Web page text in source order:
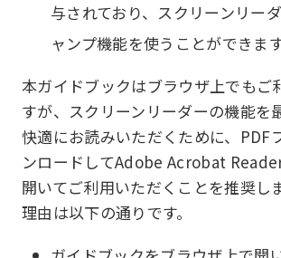
与されており、スクリーンリー
ャンプ機能を使うことができます
本ガイドブックはブラウザ上でもご
すが、スクリーンリーダーの機能を
快適にお読みいただくために、PDF
ンロードしてAdobe Acrobat
開いてご利用いただくことを推奨しま
理由は以下の通りです。